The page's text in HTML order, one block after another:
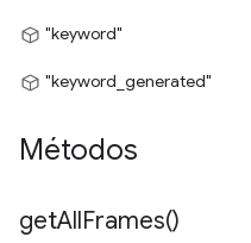
"keyword"
"keyword_generated"
Métodos
getAllFrames()